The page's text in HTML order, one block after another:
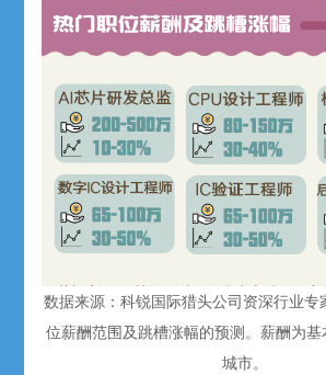
数据来源：科锐国际猎头公司资深行业专
位薪酬范围及跳槽涨幅的预测。薪酬为
城市。